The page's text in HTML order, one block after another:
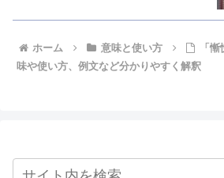
ホーム 意味と使い方
「
味や使い方、例文など分かりやすく解釈